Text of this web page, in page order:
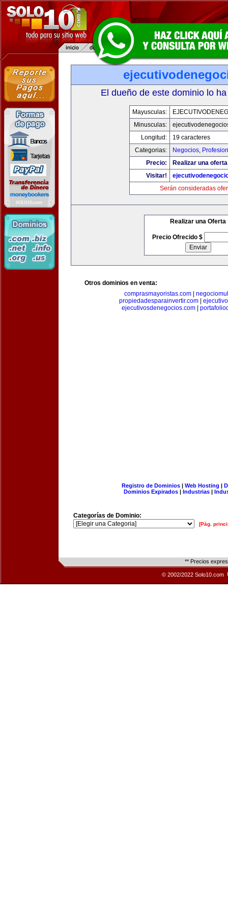
El dueño de este dominio lo
Mayusculas:
Minusculas:
Longitud:
19 caracteres
Categorias:
Negocios,
Precio:
Realizar una
Visitar!
Serán consideradas
Realizar una Oferta
Precio Ofrecido $
Otros dominios en venta:
comprasmayoristas.com
propiedadesparainvertir.com
ejecutivosdenegocios.com|
Registro de Dominios| Web Hosting |
Dominios Expirados | Industrias |
Categorías de Dominio:
[Pág.
** Precios
© 2002/2022 Solo10.com